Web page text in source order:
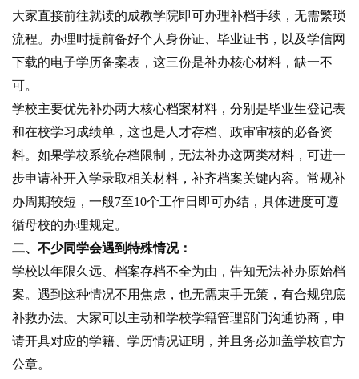
大家直接前往就读的成教学院即可办理补档手续，无需繁琐
流程。办理时提前备好个人身份证、毕业证书，以及学信网
下载的电子学历备案表，这三份是补办核心材料，缺一不
可。
学校主要优先补办两大核心档案材料，分别是毕业生登记表
和在校学习成绩单，这也是人才存档、政审审核的必备资
料。如果学校系统存档限制，无法补办这两类材料，可进一
步申请补开入学录取相关材料，补齐档案关键内容。常规补
办周期较短，一般7至10个工作日即可办结，具体进度可遵
循母校的办理规定。
二、不少同学会遇到特殊情况：
学校以年限久远、档案存档不全为由，告知无法补办原始档
案。遇到这种情况不用焦虑，也无需束手无策，有合规兜底
补救办法。大家可以主动和学校学籍管理部门沟通协商，申
请开具对应的学籍、学历情况证明，并且务必加盖学校官方
公章。